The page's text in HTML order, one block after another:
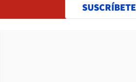
SUSCRÍBETE